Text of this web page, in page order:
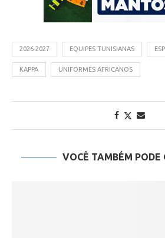
2026-2027 EQUIPES TUNISIANAS
KAPPA UNIFORMES AFRICANOS
VOCÊ TAMBÉM PODE